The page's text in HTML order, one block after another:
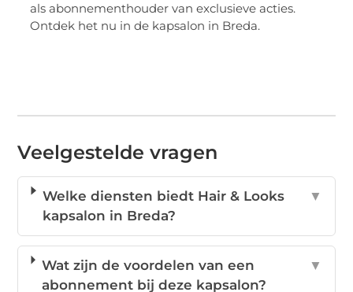
als abonnementhouder van exclusieve acties.
Ontdek het nu in de kapsalon in Breda.
Veelgestelde vragen
Welke diensten biedt Hair & Looks
kapsalon in Breda?
▼
Wat zijn de voordelen van een
abonnement bij deze kapsalon?
▼